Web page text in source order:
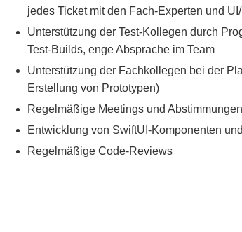
jedes Ticket mit den Fach-Experten und
Unterstützung der Test-Kollegen durch
Test-Builds, enge Absprache im Team
Unterstützung der Fachkollegen bei der
Erstellung von Prototypen)
Regelmäßige Meetings und
Entwicklung von SwiftUI-Komponenten
Regelmäßige Code-Reviews